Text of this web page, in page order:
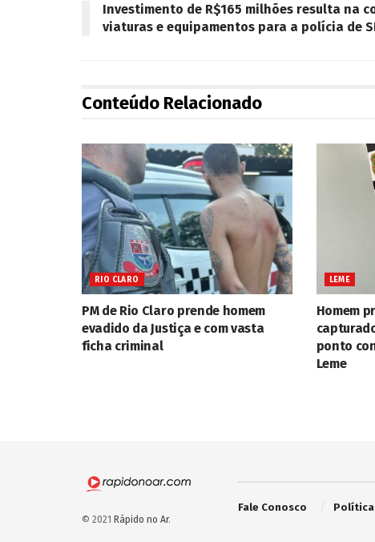
Investimento de R$165 milhões resulta na
viaturas e equipamentos para a polícia de
Conteúdo Relacionado
RIO CLARO
PM de Rio Claro prende homem
evadido da Justiça e com vasta
ficha criminal
LEME
Homem
ponto
Leme
© 2021 Rápido no Ar.
Fale Conosco Política